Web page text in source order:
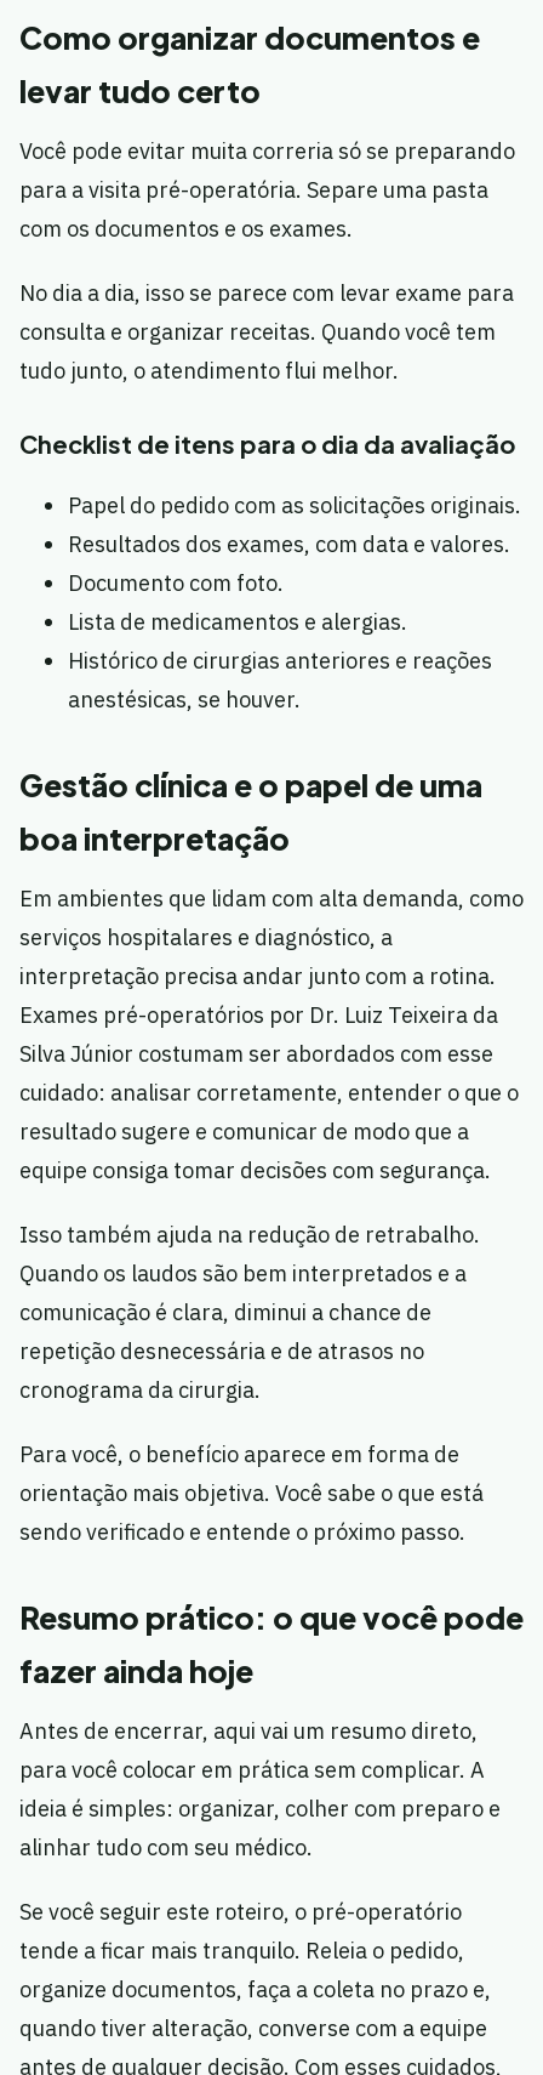
Como organizar documentos e
levar tudo certo
Você pode evitar muita correria só se preparando
para a visita pré-operatória. Separe uma pasta
com os documentos e os exames.
No dia a dia, isso se parece com levar exame para
consulta e organizar receitas. Quando você tem
tudo junto, o atendimento flui melhor.
Checklist de itens para o dia da avaliação
Papel do pedido com as solicitações originais.
Resultados dos exames, com data e valores.
Documento com foto.
Lista de medicamentos e alergias.
Histórico de cirurgias anteriores e reações
anestésicas, se houver.
Gestão clínica e o papel de uma
boa interpretação
Em ambientes que lidam com alta demanda, como
serviços hospitalares e diagnóstico, a
interpretação precisa andar junto com a rotina.
Exames pré-operatórios por Dr. Luiz Teixeira da
Silva Júnior costumam ser abordados com esse
cuidado: analisar corretamente, entender o que o
resultado sugere e comunicar de modo que a
equipe consiga tomar decisões com segurança.
Isso também ajuda na redução de retrabalho.
Quando os laudos são bem interpretados e a
comunicação é clara, diminui a chance de
repetição desnecessária e de atrasos no
cronograma da cirurgia.
Para você, o benefício aparece em forma de
orientação mais objetiva. Você sabe o que está
sendo verificado e entende o próximo passo.
Resumo prático: o que você pode
fazer ainda hoje
Antes de encerrar, aqui vai um resumo direto,
para você colocar em prática sem complicar. A
ideia é simples: organizar, colher com preparo e
alinhar tudo com seu médico.
Se você seguir este roteiro, o pré-operatório
tende a ficar mais tranquilo. Releia o pedido,
organize documentos, faça a coleta no prazo e,
quando tiver alteração, converse com a equipe
antes de qualquer decisão. Com esses cuidados,